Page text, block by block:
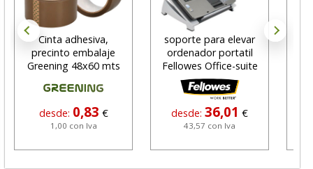
Cinta adhesiva,
precinto embalaje
Greening 48x60 mts
desde: 0,83 €
1,00 con Iva
soporte para elevar
ordenador portatil
Fellowes Office-suite
desde:36,01 €
43,57 con Iva